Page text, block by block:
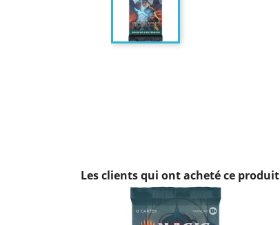
Les clients qui ont acheté ce